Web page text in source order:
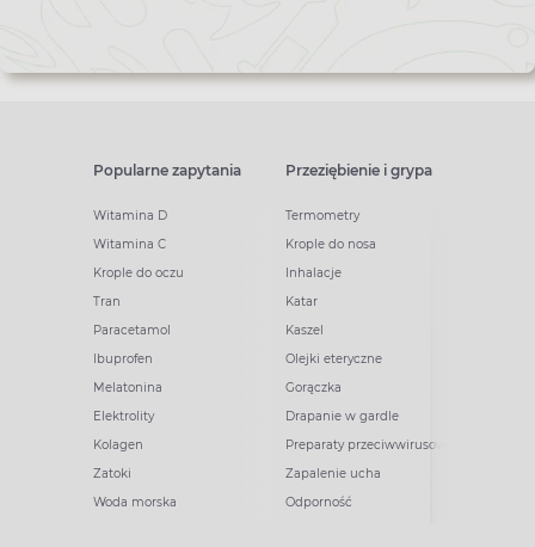
Popularne zapytania
Witamina D
Witamina C
Krople do oczu
Tran
Paracetamol
Ibuprofen
Melatonina
Elektrolity
Kolagen
Zatoki
Woda morska
Przeziębienie i grypa
Termometry
Krople do nosa
Inhalacje
Katar
Kaszel
Olejki eteryczne
Gorączka
Drapanie w gardle
Preparaty przeciwwirusowe
Zapalenie ucha
Odporność